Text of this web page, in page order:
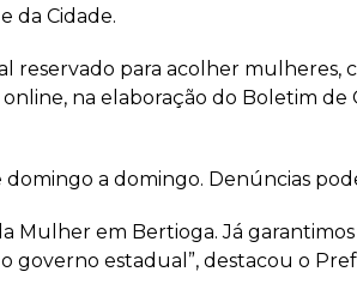
da Cidade.
para acolher mulheres,
na elaboração do Boletim de
a domingo. Denúncias
Mulher em Bertioga. Já
estadual”, destacou o